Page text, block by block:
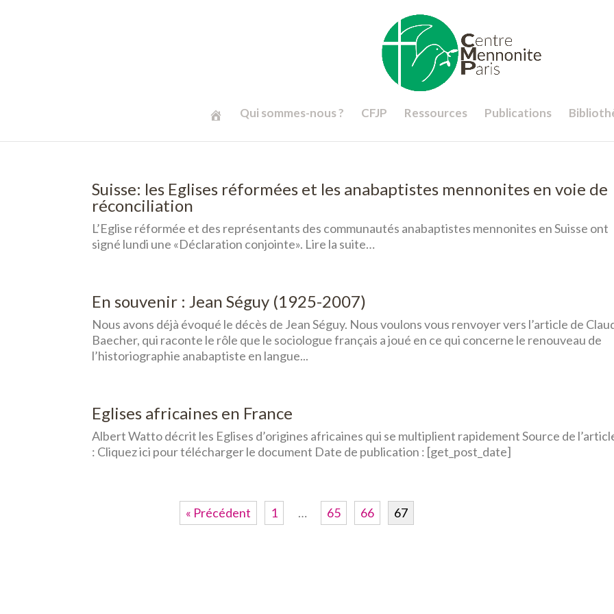
Qui sommes-nous ? CFJP Ressources Publications
Suisse: les Eglises réformées et les anabaptistes mennonites en voie de
réconciliation
L’Eglise réformée et des représentants des communautés anabaptistes mennonites en Suisse ont
signé lundi une «Déclaration conjointe». Lire la suite…
En souvenir : Jean Séguy (1925-2007)
Nous avons déjà évoqué le décès de Jean Séguy. Nous voulons vous renvoyer vers l’article de
Baecher, qui raconte le rôle que le sociologue français a joué en ce qui concerne le renouveau de
l’historiographie anabaptiste en langue...
Eglises africaines en France
Albert Watto décrit les Eglises d’origines africaines qui se multiplient rapidement Source de
: Cliquez ici pour télécharger le document Date de publication : [get_post_date]
« Précédent 1 … 65 66 67